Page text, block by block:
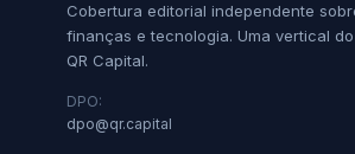
Cobertura editorial independente
finanças e tecnologia. Uma vertical
QR Capital.
DPO:
dpo@qr.capital